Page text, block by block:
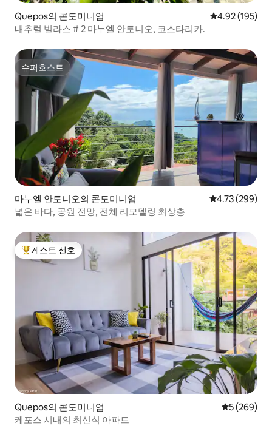
Quepos의 콘도미니엄 평점 4.92점(5
4.92 (195)
내추럴 빌라스 # 2 마누엘 안토니오, 코스타리카.
슈퍼호스트
슈퍼호스트
마누엘 안토니오의 콘도미니엄 평점 4.73점(5
4.73 (299)
넓은 바다, 공원 전망, 전체 리모델링 최상층
상위 게스트 선호
게스트 선호
Quepos의 콘도미니엄 평점 5점(5
5 (269)
케포스 시내의 최신식 아파트